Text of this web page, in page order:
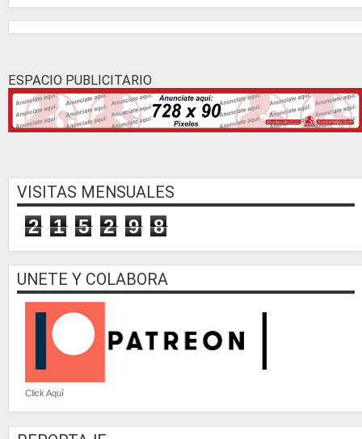
ESPACIO PUBLICITARIO
VISITAS MENSUALES
2 1 5 2 9 8
UNETE Y COLABORA
Click Aquí